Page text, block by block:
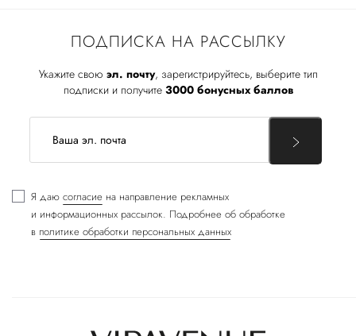
ПОДПИСКА НА РАССЫЛКУ
Укажите свою эл. почту, зарегистрируйтесь, выберите тип
подписки и получите 3000 бонусных баллов
Я даю согласие на направление рекламных
и информационных рассылок. Подробнее об обработке
в политике обработки персональных данных